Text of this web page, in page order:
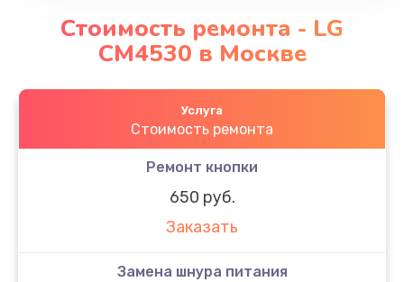
Стоимость ремонта - LG
CM4530 в Москве
Услуга
Стоимость ремонта
Ремонт кнопки
650 руб.
Заказать
Замена шнура питания